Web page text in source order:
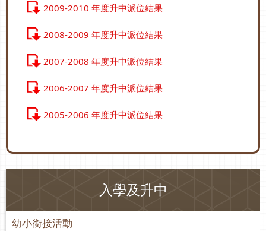
2009-2010 年度升中派位結果
2008-2009 年度升中派位結果
2007-2008 年度升中派位結果
2006-2007 年度升中派位結果
2005-2006 年度升中派位結果
入學及升中
幼小銜接活動